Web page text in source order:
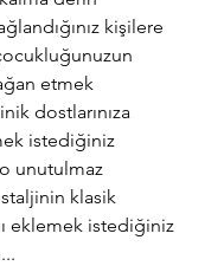
kişilere
etmek
dostlarınıza
istediğiniz
unutulmaz
klasik
eklemek istediğiniz